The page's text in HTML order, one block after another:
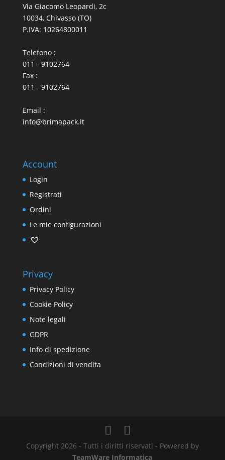
Via Giacomo Leopardi, 2c
10034, Chivasso (TO)
P.IVA: 10264800011
Telefono :
011 - 9102764
Fax :
011 - 9102764
Email :
info@brimapack.it
Account
Login
Registrati
Ordini
Le mie configurazioni
Privacy
Privacy Policy
Cookie Policy
Note legali
GDPR
Info di spedizione
Condizioni di vendita
Copyright 2026 - Tutti i diritti riservati - Powered by
TeamWare Informatica